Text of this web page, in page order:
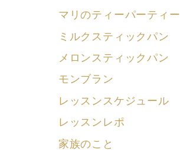
マリのティーパーティー
ミルクスティックパン
メロンスティックパン
モンブラン
レッスンスケジュール
レッスンレポ
家族のこと